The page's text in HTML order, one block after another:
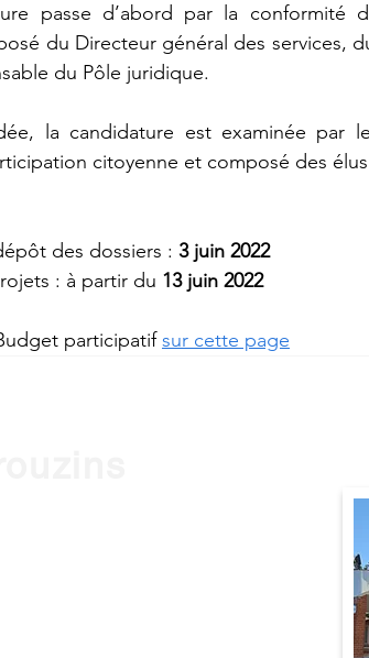
passe d’abord par la conformité
du Directeur général des services,
du Pôle juridique.
la candidature est examinée par
citoyenne et composé des
des dossiers : 3 juin 2022
: à partir du 13 juin 2022
participatif sur cette page